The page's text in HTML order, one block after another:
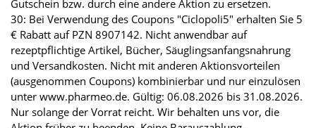
Gutschein bzw. durch eine andere Aktion zu ersetzen.
30: Bei Verwendung des Coupons "Ciclopoli5" erhalten Sie 5
€ Rabatt auf PZN 8907142. Nicht anwendbar auf
rezeptpflichtige Artikel, Bücher, Säuglingsanfangsnahrung
und Versandkosten. Nicht mit anderen Aktionsvorteilen
(ausgenommen Coupons) kombinierbar und nur einzulösen
unter www.pharmeo.de. Gültig: 06.08.2026 bis 31.08.2026.
Nur solange der Vorrat reicht. Wir behalten uns vor, die